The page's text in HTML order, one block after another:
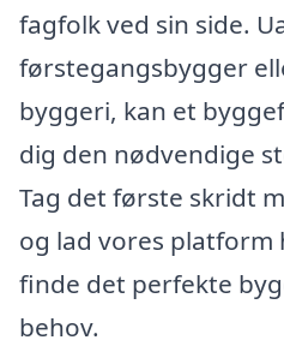
fagfolk ved sin side.
førstegangsbygger
byggeri, kan et
dig den nødvendige
Tag det første skridt
og lad vores
finde det perfekte
behov.